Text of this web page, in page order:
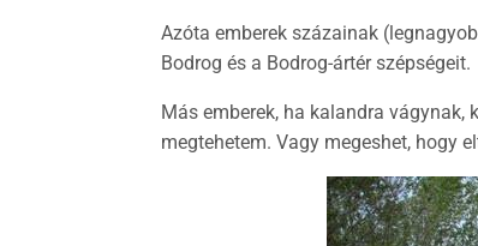
Azóta emberek százainak
Bodrog és a Bodrog-ártér szépségeit.
Más emberek, ha kalandra
megtehetem. Vagy megeshet, hogy